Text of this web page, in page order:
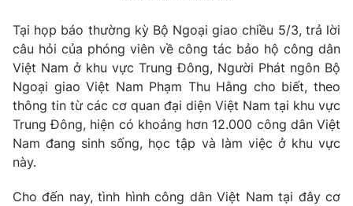
Hitech Công nghệ tương lai
Sản phẩm
Thị trường
Tư vấn
Giao lưu trực tuyến
Lịch phát sóng
Chuyên mục khác
Tại họp báo thường kỳ Bộ Ngoại giao chiều 5/3, trả lời
câu hỏi của phóng viên về công tác bảo hộ công dân
Việt Nam ở khu vực Trung Đông, Người Phát ngôn Bộ
Ngoại giao Việt Nam Phạm Thu Hằng cho biết, theo
thông tin từ các cơ quan đại diện Việt Nam tại khu vực
Trung Đông, hiện có khoảng hơn 12.000 công dân Việt
Nam đang sinh sống, học tập và làm việc ở khu vực
này.
Cho đến nay, tình hình công dân Việt Nam tại đây cơ